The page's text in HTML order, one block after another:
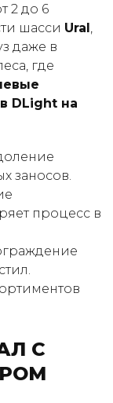
2 до 6
шасси Ural,
даже в
где
DLight на
заносов.
процесс в
С